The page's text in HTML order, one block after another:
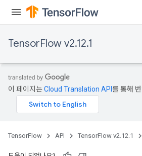
TensorFlow v2.12.1
이 페이지는Cloud Translation API 를 통해
TensorFlow API TensorFlow v2.12.1